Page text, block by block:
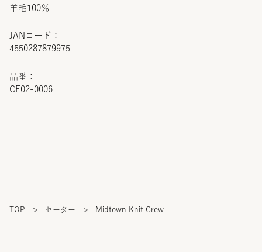
JANコード：
4550287879975
品番：
CF02-0006
羊毛100％
TOP > セーター > Midtown Knit Crew